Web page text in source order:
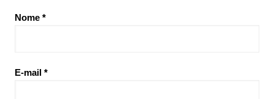
Nome *
E-mail *